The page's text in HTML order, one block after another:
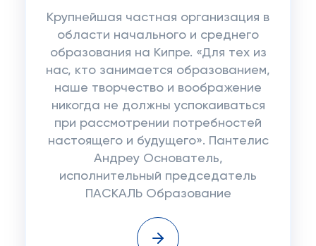
Крупнейшая частная организация в
области начального и среднего
образования на Кипре. «Для тех из
нас, кто занимается образованием,
наше творчество и воображение
никогда не должны успокаиваться
при рассмотрении потребностей
настоящего и будущего». Пантелис
Андреу Основатель,
исполнительный председатель
ПАСКАЛЬ Образование